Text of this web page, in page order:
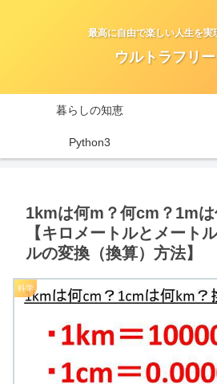
最高に自由で楽しい人生を実
ウルトラフリ
暮らしの知恵
Python3
1kmは何m？何cm？1m
【キロメートルとメート
ルの変換（換算）方法】
科学